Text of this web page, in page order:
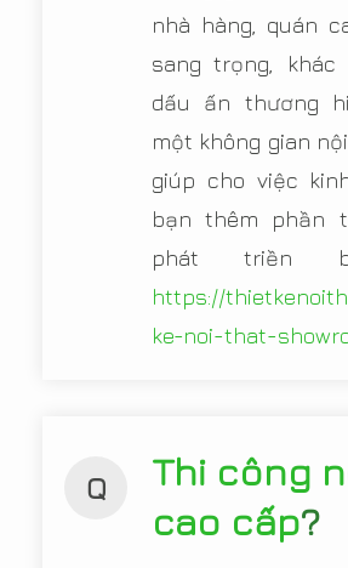
nhà hàng, quán
sang trọng,
dấu ấn thương
một không gian
giúp cho việc
bạn thêm phần
phát triền
https://
ke-noi-that-
Q
Thi công
cao cấp?